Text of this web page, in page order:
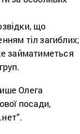
що
тіл загиблих;
займатиметься
Олега
посади,